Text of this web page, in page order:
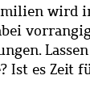
wird
Ist es Zeit